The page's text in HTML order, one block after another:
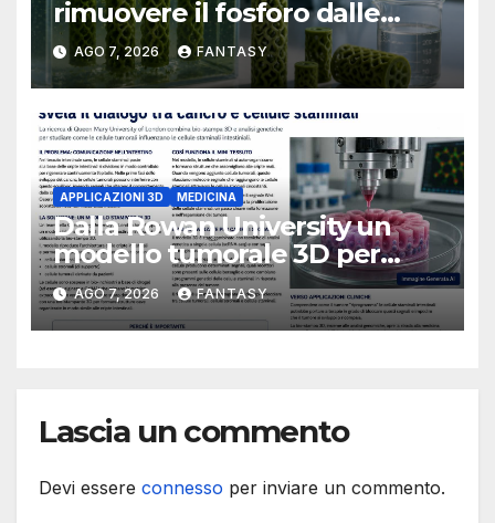
rimuovere il fosforo dalle
acque il progetto della
Florida Atlantic University
AGO 7, 2026 FANTASY
APPLICAZIONI 3D MEDICINA
Dalla Rowan University un
modello tumorale 3D per
studiare il dialogo tra cancro
e cellule staminali
AGO 7, 2026 FANTASY
Lascia un commento
Devi essere connesso per inviare un commento.